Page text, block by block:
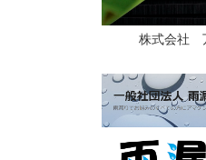
株式会社